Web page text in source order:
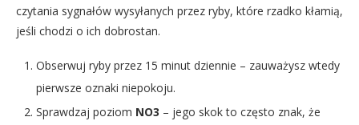
czytania sygnałów wysyłanych przez ryby, które rzadko kłamią,
jeśli chodzi o ich dobrostan.
Obserwuj ryby przez 15 minut dziennie – zauważysz wtedy
pierwsze oznaki niepokoju.
Sprawdzaj poziom NO3 – jego skok to często znak, że